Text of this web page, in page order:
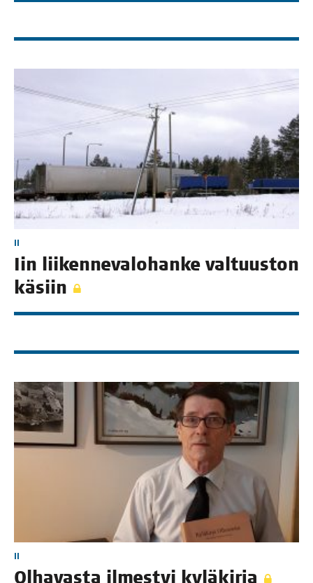
II
Iin lii­ken­ne­va­lo­han­ke val­tuus­ton
käsiin
II
Olha­vas­ta ilmes­tyi kyläkirja